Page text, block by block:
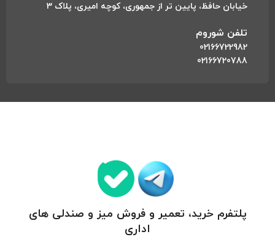
خیابان حافظ، پایین تر از جمهوری، کوچه امیری، پلاک 3
تلفن شوروم
02166722982
02166720788
پلتفرم خرید، تعمیر و فروش میز و صندلی های
اداری